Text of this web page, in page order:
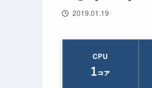
2019.01.19